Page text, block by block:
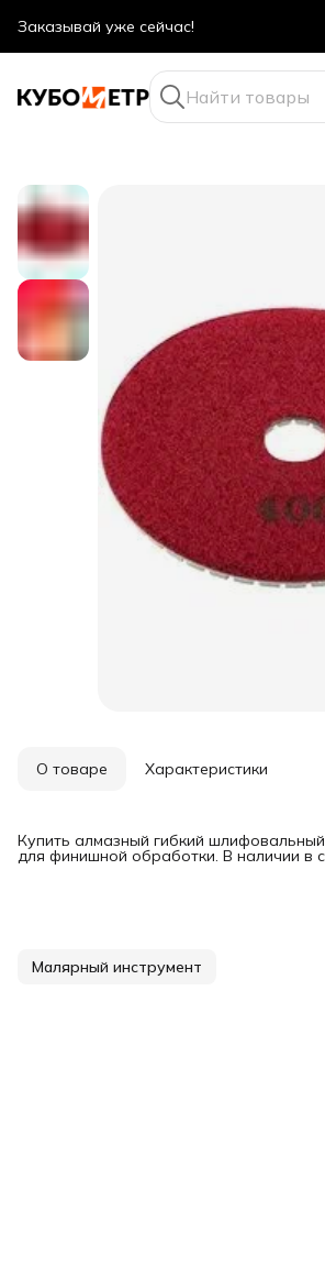
Оптовые цены даже для физ. лиц
О товаре Характеристики
Купить алмазный гибкий
для финишной обработки. В наличии в
Малярный инструмент